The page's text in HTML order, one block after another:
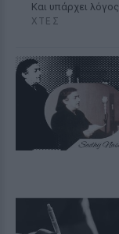
Και υπάρχει λόγος
ΧΤΕΣ